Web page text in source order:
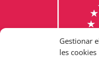
Gestionar
les cookies